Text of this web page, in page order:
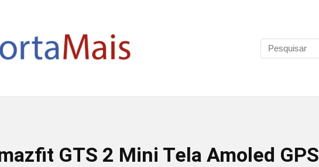
GTS 2 Mini Tela Amoled GPS